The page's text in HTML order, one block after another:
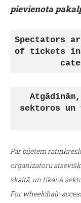
pievienota
Spectators
of tickets
sektoros
Par biļetēm
organizatoru
skaitā, un tikai A
For wheelchair-